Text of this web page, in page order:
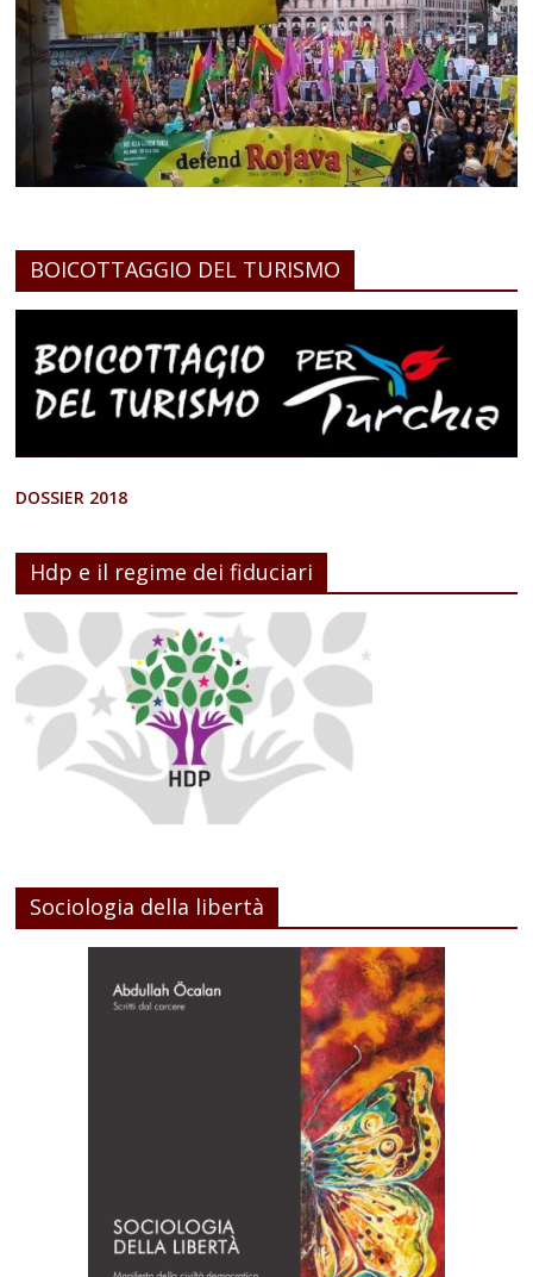
BOICOTTAGGIO DEL TURISMO
DOSSIER 2018
Hdp e il regime dei fiduciari
Sociologia della libertà